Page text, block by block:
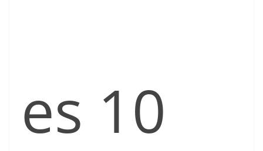
es 10